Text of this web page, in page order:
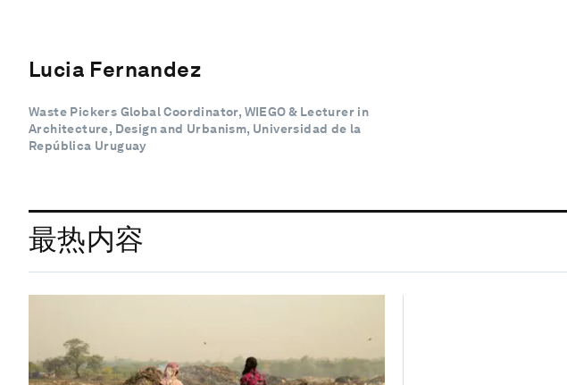
Lucia Fernandez
Waste Pickers Global Coordinator, WIEGO & Lecturer in
Architecture, Design and Urbanism, Universidad de la
República Uruguay
最热内容